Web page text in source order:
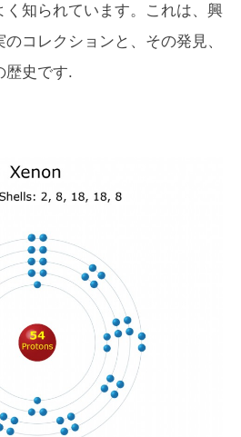
く知られています。これは、興
コレクションと、その発見、
歴史です.